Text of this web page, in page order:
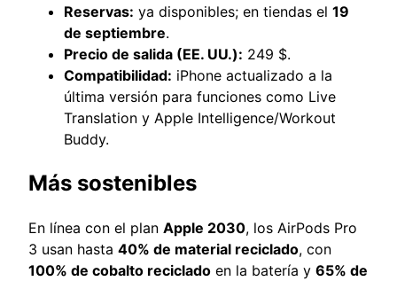
Reservas: ya disponibles; en tiendas el 19
de septiembre.
Precio de salida (EE. UU.): 249 $.
Compatibilidad: iPhone actualizado a la
última versión para funciones como Live
Translation y Apple Intelligence/Workout
Buddy.
Más sostenibles
En línea con el plan Apple 2030, los AirPods Pro
3 usan hasta 40% de material reciclado, con
100% de cobalto reciclado en la batería y 65% de